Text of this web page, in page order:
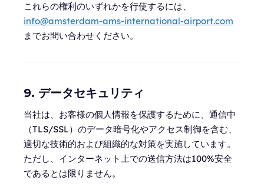
これらの権利のいずれかを行使するには、
info@amsterdam-ams-international-airport.com
までお問い合わせください。
9. データセキュリティ
当社は、お客様の個人情報を保護するために、通信中
（TLS/SSL）のデータ暗号化やアクセス制御を含む、
適切な技術的および組織的な対策を実施しています。
ただし、インターネット上での送信方法は100%安全
であるとは限りません。